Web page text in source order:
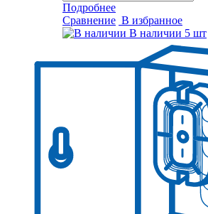
Подробнее
Сравнение В избранное
В наличии 5 шт